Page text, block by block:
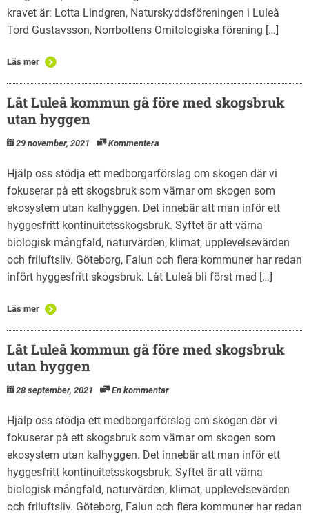
kravet är: Lotta Lindgren, Naturskyddsföreningen i Luleå
Tord Gustavsson, Norrbottens Ornitologiska förening […]
Läs mer
Låt Luleå kommun gå före med skogsbruk
utan hyggen
29 november, 2021 Kommentera
Hjälp oss stödja ett medborgarförslag om skogen där vi
fokuserar på ett skogsbruk som värnar om skogen som
ekosystem utan kalhyggen. Det innebär att man inför ett
hyggesfritt kontinuitetsskogsbruk. Syftet är att värna
biologisk mångfald, naturvärden, klimat, upplevelsevärden
och friluftsliv. Göteborg, Falun och flera kommuner har redan
infört hyggesfritt skogsbruk. Låt Luleå bli först med […]
Läs mer
Låt Luleå kommun gå före med skogsbruk
utan hyggen
28 september, 2021 En kommentar
Hjälp oss stödja ett medborgarförslag om skogen där vi
fokuserar på ett skogsbruk som värnar om skogen som
ekosystem utan kalhyggen. Det innebär att man inför ett
hyggesfritt kontinuitetsskogsbruk. Syftet är att värna
biologisk mångfald, naturvärden, klimat, upplevelsevärden
och friluftsliv. Göteborg, Falun och flera kommuner har redan